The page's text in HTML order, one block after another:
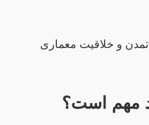
و خلاقیت معماری
مهم است؟